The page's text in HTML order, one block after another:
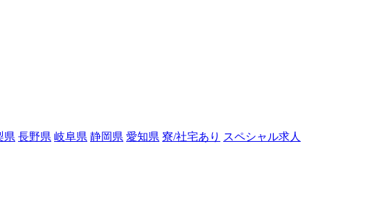
県 長野県 岐阜県 静岡県 愛知県 寮/社宅あり スペシャル求人